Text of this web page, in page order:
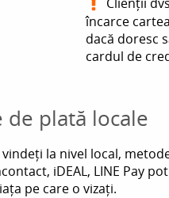
Clienții
încarce
dacă doresc
cardul de
de plată locale
la nivel local,
iDEAL, LINE Pay
pe care o vizați.